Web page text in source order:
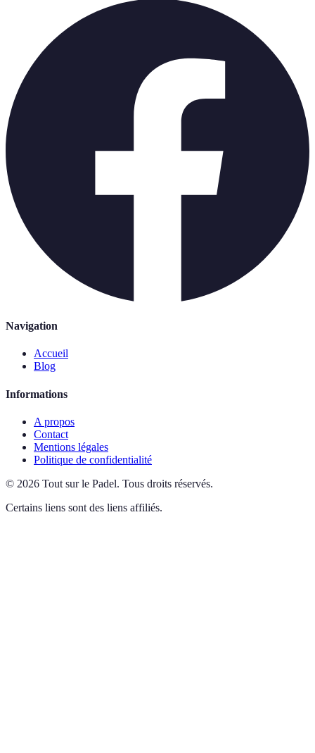
Navigation
Accueil
Blog
Informations
A propos
Contact
Mentions légales
Politique de confidentialité
© 2026 Tout sur le Padel. Tous droits réservés.
Certains liens sont des liens affiliés.